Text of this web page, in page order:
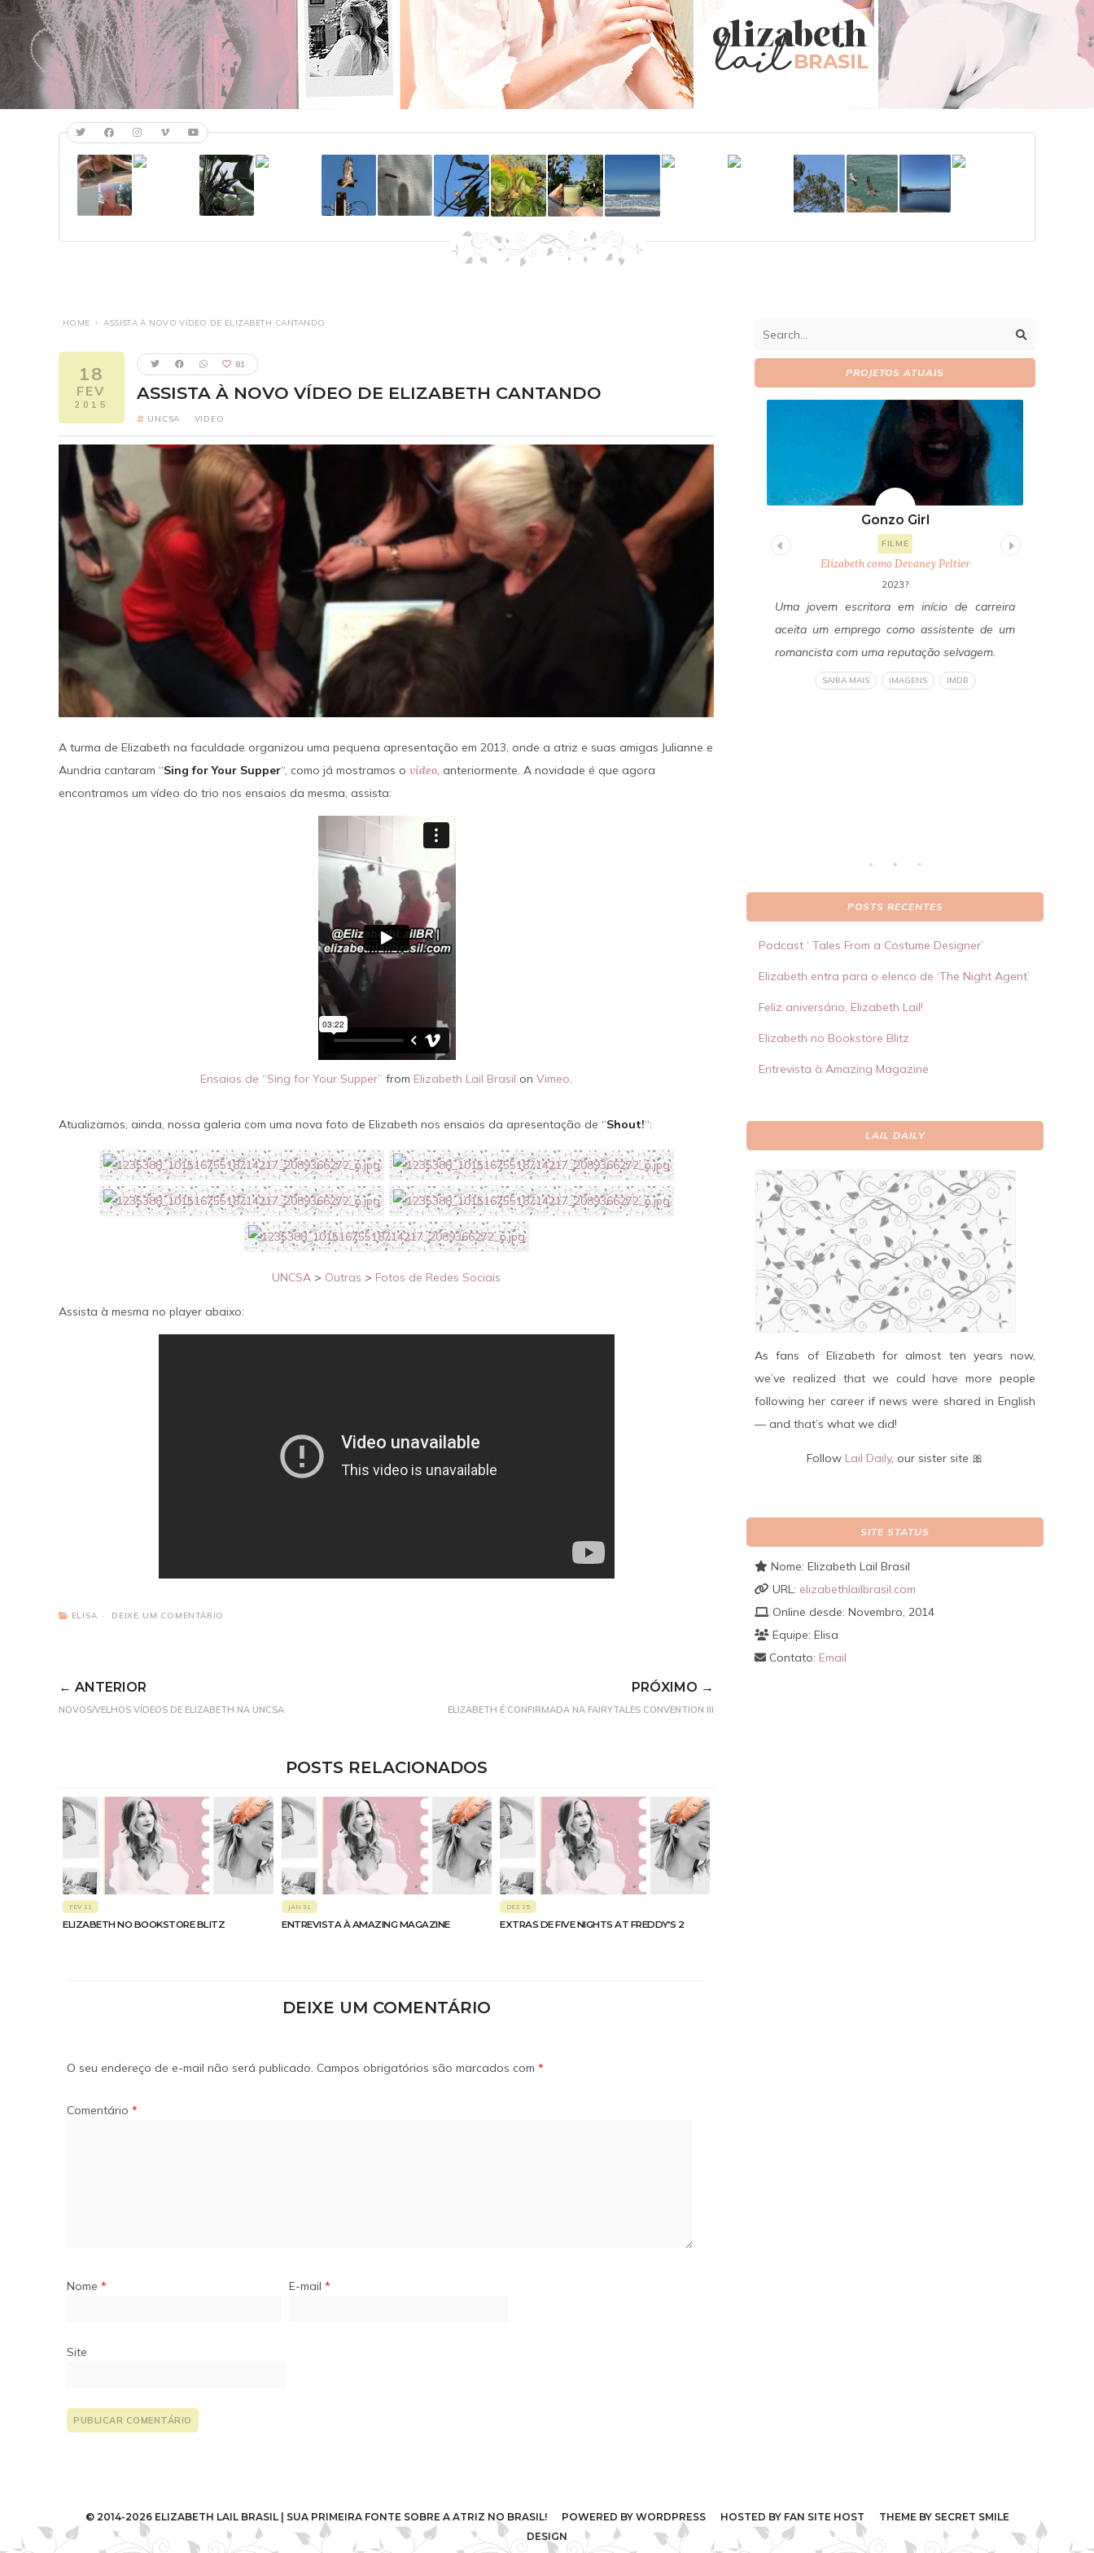
HOME › ASSISTA À NOVO VÍDEO DE ELIZABETH CANTANDO
18
FEV
2015
81
ASSISTA À NOVO VÍDEO DE ELIZABETH CANTANDO
UNCSA · VIDEO
A turma de Elizabeth na faculdade organizou uma pequena apresentação em 2013, onde a atriz e suas amigas Julianne e
Aundria cantaram “Sing for Your Supper“, como já mostramos o vídeo, anteriormente. A novidade é que agora
encontramos um vídeo do trio nos ensaios da mesma, assista:
Ensaios de “Sing for Your Supper” from Elizabeth Lail Brasil onVimeo.
Atualizamos, ainda, nossa galeria com uma nova foto de Elizabeth nos ensaios da apresentação de “Shout!“:
UNCSA > Outras > Fotos de Redes Sociais
Assista à mesma no player abaixo:
ELISA DEIXE UM COMENTÁRIO
← ANTERIOR
NOVOS/VELHOS VÍDEOS DE ELIZABETH NA UNCSA
PRÓXIMO →
ELIZABETH É CONFIRMADA NA FAIRYTALES CONVENTION III
POSTS RELACIONADOS
FEV 11
ELIZABETH NO BOOKSTORE BLITZ
JAN 31
ENTREVISTA À AMAZING MAGAZINE
DEZ 25
EXTRAS DE FIVE NIGHTS AT FREDDY’S 2
DEIXE UM COMENTÁRIO
O seu endereço de e-mail não será publicado. Campos obrigatórios são marcados com *
Comentário *
Nome * E-mail *
Site
PROJETOS ATUAIS
Five Nights at Freddy's 2
FILME
Elizabeth como Vanessa Shelly
Um ano após o pesadelo sobrenatural na
Freddy Fazbear's Pizza, Abby foge para se
reconectar com seus amigos animatrônicos,
revelando segredos obscuros sobre a
verdadeira origem da Freddy's e libertando
um horror escondido há décadas.
SAIBA MAIS IMAGENS IMDB
Lucy Boomer
TV
Elizabeth como Anna
2027?
Para salvar sua carreira, um escritor
decadente ajuda uma idosa de 93 anos a
fugir de um asilo em troca de segredos
presidenciais. A viagem rumo à Dakota do
Norte ganha contornos complexos com a
chegada de uma mochileira que desestabiliza
a dupla. O trajeto torna-se uma fuga real
quando o grupo passa a ser perseguido por
Gonzo Girl
FILME
Elizabeth como Devaney Peltier
2023?
Uma jovem escritora em início de carreira
aceita um emprego como assistente de um
romancista com uma reputação selvagem.
SAIBA MAIS IMAGENS IMDB
POSTS RECENTES
Podcast ‘ Tales From a Costume Designer’
Elizabeth entra para o elenco de ‘The Night Agent’
Feliz aniversário, Elizabeth Lail!
Elizabeth no Bookstore Blitz
Entrevista à Amazing Magazine
LAIL DAILY
As fans of Elizabeth for almost ten years now,
we’ve realized that we could have more people
following her career if news were shared in English
— and that’s what we did!
Follow Lail Daily, our sister site 🎀
SITE STATUS
Nome: Elizabeth Lail Brasil
URL: elizabethlailbrasil.com
Online desde: Novembro, 2014
Equipe: Elisa
Contato: Email
© 2014-2026 ELIZABETH LAIL BRASIL | SUA PRIMEIRA FONTE SOBRE A ATRIZ NO BRASIL! POWERED BY WORDPRESSHOSTED BY FAN SITE HOST THEME BY SECRET SMILE
DESIGN